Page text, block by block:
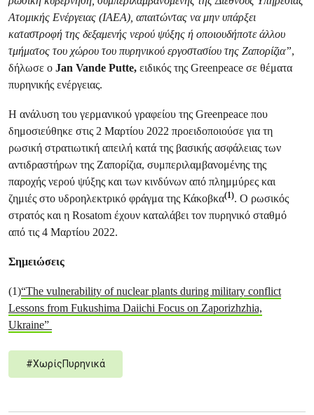
Ατομικής Ενέργειας (ΙΑΕΑ), απαιτώντας να μην υπάρξει
καταστροφή της δεξαμενής νερού ψύξης ή οποιουδήποτε άλλου
τμήματος του χώρου του πυρηνικού εργοστασίου της Ζαπορίζια”,
δήλωσε ο Jan Vande Putte, ειδικός της Greenpeace σε θέματα
πυρηνικής ενέργειας.
Η ανάλυση του γερμανικού γραφείου της Greenpeace που
δημοσιεύθηκε στις 2 Μαρτίου 2022 προειδοποιούσε για τη
ρωσική στρατιωτική απειλή κατά της βασικής ασφάλειας των
αντιδραστήρων της Ζαπορίζια, συμπεριλαμβανομένης της
παροχής νερού ψύξης και των κινδύνων από πλημμύρες και
ζημιές στο υδροηλεκτρικό φράγμα της Κάκοβκα(1). Ο ρωσικός
στρατός και η Rosatom έχουν καταλάβει τον πυρηνικό σταθμό
από τις 4 Μαρτίου 2022.
Σημειώσεις
(1)“The vulnerability of nuclear plants during military conflict
Lessons from Fukushima Daiichi Focus on Zaporizhzhia,
Ukraine”
#ΧωρίςΠυρηνικά